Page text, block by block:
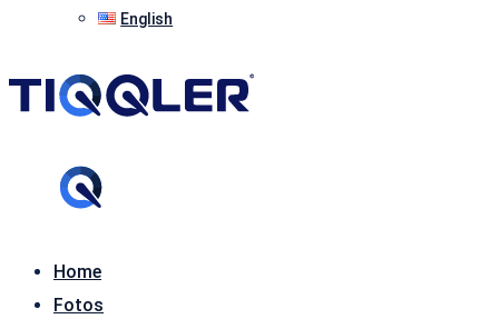
English
Home
Fotos